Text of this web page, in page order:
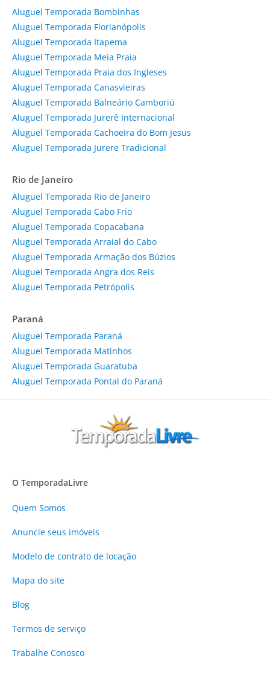
Aluguel Temporada Bombinhas
Aluguel Temporada Florianópolis
Aluguel Temporada Itapema
Aluguel Temporada Meia Praia
Aluguel Temporada Praia dos Ingleses
Aluguel Temporada Canasvieiras
Aluguel Temporada Balneário Camboriú
Aluguel Temporada Jurerê Internacional
Aluguel Temporada Cachoeira do Bom Jesus
Aluguel Temporada Jurere Tradicional
Rio de Janeiro
Aluguel Temporada Rio de Janeiro
Aluguel Temporada Cabo Frio
Aluguel Temporada Copacabana
Aluguel Temporada Arraial do Cabo
Aluguel Temporada Armação dos Búzios
Aluguel Temporada Angra dos Reis
Aluguel Temporada Petrópolis
Paraná
Aluguel Temporada Paraná
Aluguel Temporada Matinhos
Aluguel Temporada Guaratuba
Aluguel Temporada Pontal do Paraná
O TemporadaLivre
Quem Somos
Anuncie seus imóveis
Modelo de contrato de locação
Mapa do site
Blog
Termos de serviço
Trabalhe Conosco